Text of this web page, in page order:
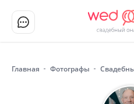
Главная Фотографы